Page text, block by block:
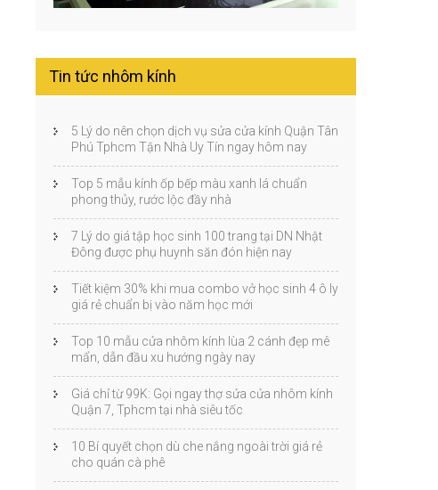
Tin tức nhôm kính
5 Lý do nên chọn dịch vụ sửa cửa kính Quận Tân
Phú Tphcm Tận Nhà Uy Tín ngay hôm nay
Top 5 mẫu kính ốp bếp màu xanh lá chuẩn
phong thủy, rước lộc đầy nhà
7 Lý do giá tập học sinh 100 trang tại DN Nhật
Đông được phụ huynh săn đón hiện nay
Tiết kiệm 30% khi mua combo vở học sinh 4 ô ly
giá rẻ chuẩn bị vào năm học mới
Top 10 mẫu cửa nhôm kính lùa 2 cánh đẹp mê
mẩn, dẫn đầu xu hướng ngày nay
Giá chỉ từ 99K: Gọi ngay thợ sửa cửa nhôm kính
Quận 7, Tphcm tại nhà siêu tốc
10 Bí quyết chọn dù che nắng ngoài trời giá rẻ
cho quán cà phê